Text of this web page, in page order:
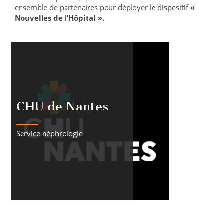
ensemble de partenaires pour déployer le dispositif«
Nouvelles de l’Hôpital ».
CHU de Nantes
Service néphrologie